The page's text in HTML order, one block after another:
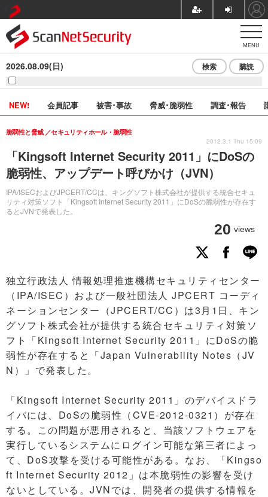
MENU
2026.08.09(日) 検索 購読
NEW! 会員記事 被害･事故 脅威･脆弱性 調査･報告
「Kingsoft Internet Security 2011」にDoSの
脆弱性、アップデート呼びかけ（JVN）
IPA/ISECおよびJPCERT/CCは、キングソフト株式会社が提供する統合セキュ
リティ対策ソフト「Kingsoft Internet Security 2011」にDoSの脆弱性が存在す
るとJVNで発表した。
脆弱性と脅威 セキュリティホール・脆弱性
20 views
2012.3.1 Thu 15:09
独立行政法人 情報処理推進機構セキュリティセンター
（IPA/ISEC）および一般社団法人 JPCERT コーディ
ネーションセンター（JPCERT/CC）は3月1日、キン
グソフト株式会社が提供する統合セキュリティ対策ソ
フト「Kingsoft Internet Security 2011」にDoSの脆
弱性が存在すると「Japan Vulnerability Notes（JV
N）」で発表した。
「Kingsoft Internet Security 2011」のデバイスドラ
イバには、DoSの脆弱性（CVE-2012-0321）が存在
する。この問題が悪用されると、当該ソフトウェアを
実行しているシステムにログイン可能な第三者によっ
て、DoS攻撃を受ける可能性がある。なお、「Kingso
ft Internet Security 2012」は本脆弱性の影響を受け
ないとしている。JVNでは、開発者の提供する情報を